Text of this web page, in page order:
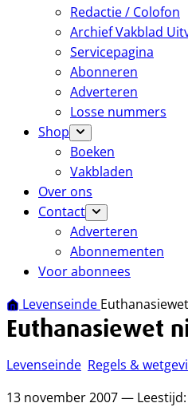
Redactie / Colofon
Archief Vakblad
Servicepagina
Abonneren
Adverteren
Losse nummers
Shop
Boeken
Vakbladen
Over ons
Contact
Adverteren
Abonnementen
Voor abonnees
Levenseinde
Euthanasiewet
Levenseinde Regels &
13 november 2007 —